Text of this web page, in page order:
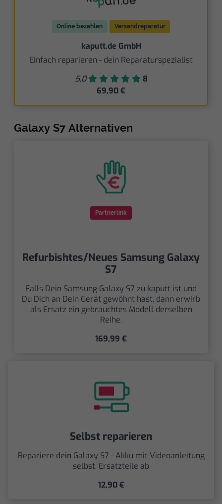
Online bezahlen Versandreparatur
kaputt.de GmbH
Einfach reparieren - dein Reparaturspezialist
5,0
8
69,90 €
Galaxy S7 Alternativen
Partnerlink
Refurbishtes/Neues Samsung Galaxy
S7
Falls Dein Samsung Galaxy S7 zu kaputt ist und
Du Dich an Dein Gerät gewöhnt hast, dann erwirb
als Ersatz ein gebrauchtes Modell derselben
Reihe.
169,99 €
Selbst reparieren
Repariere dein Galaxy S7 - Akku mit Videoanleitung
selbst. Ersatzteile ab
12,90 €